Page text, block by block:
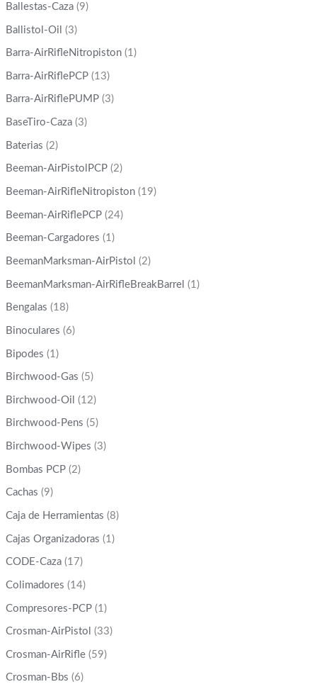
Ballestas-Caza (9)
Ballistol-Oil (3)
Barra-AirRifleNitropiston (1)
Barra-AirRiflePCP (13)
Barra-AirRiflePUMP (3)
BaseTiro-Caza (3)
Baterias (2)
Beeman-AirPistolPCP (2)
Beeman-AirRifleNitropiston (19)
Beeman-AirRiflePCP (24)
Beeman-Cargadores (1)
BeemanMarksman-AirPistol (2)
BeemanMarksman-AirRifleBreakBarrel (1)
Bengalas (18)
Binoculares (6)
Bipodes (1)
Birchwood-Gas (5)
Birchwood-Oil (12)
Birchwood-Pens (5)
Birchwood-Wipes (3)
Bombas PCP (2)
Cachas (9)
Caja de Herramientas (8)
Cajas Organizadoras (1)
CODE-Caza (17)
Colimadores (14)
Compresores-PCP (1)
Crosman-AirPistol (33)
Crosman-AirRifle (59)
Crosman-Bbs (6)